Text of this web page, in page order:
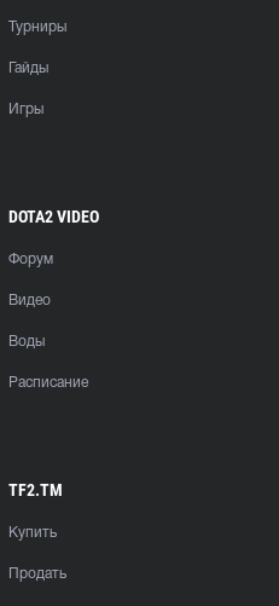
Турниры
Гайды
Игры
DOTA2 VIDEO
Форум
Видео
Воды
Расписание
TF2.TM
Купить
Продать